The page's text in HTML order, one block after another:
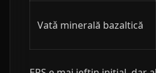
Vatǎ minerală bazaltică